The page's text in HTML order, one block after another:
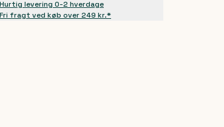
Hurtig levering 0-2 hverdage
Fri fragt ved køb over 249 kr.*